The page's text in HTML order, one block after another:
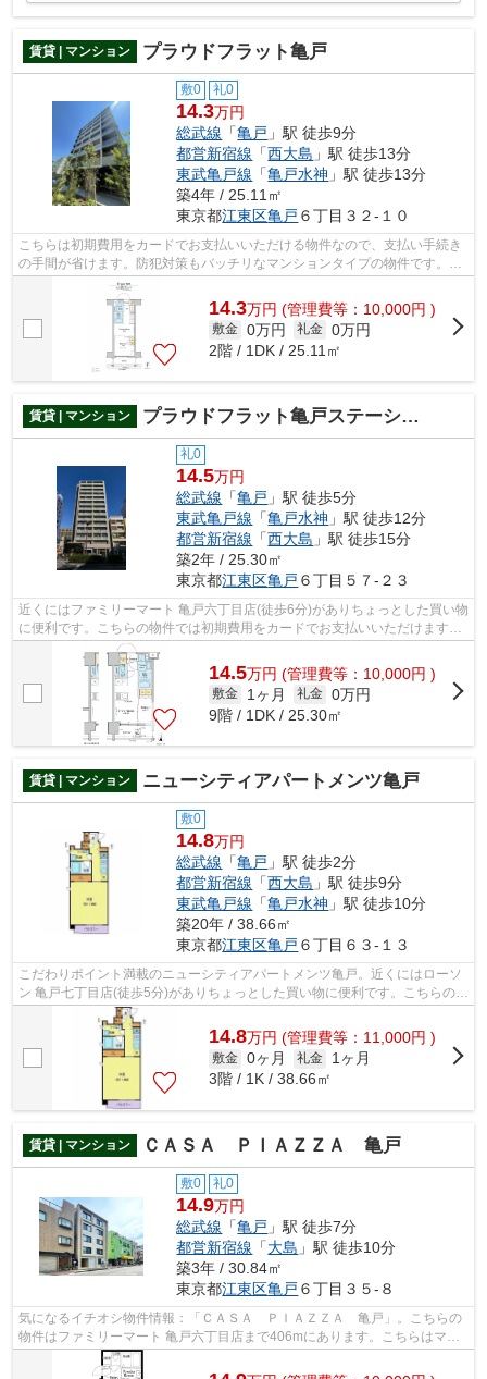
賃貸 | マンション プラウドフラット亀戸
敷0 礼0
14.3万円
総武線 「亀戸 」駅 徒歩9分
都営新宿線 「西大島 」駅 徒歩13分
東武亀戸線 「亀戸水神 」駅 徒歩13分
築4年 / 25.11㎡
東京都江東区亀戸 ６丁目３２-１０
こちらは初期費用をカードでお支払いいただける物件なので、支払い手続き
の手間が省けます。防犯対策もバッチリなマンションタイプの物件です。エ
レベーター付きの物件です。駅から徒...
14.3万円 (管理費等：10,000円 )
敷金 0万円 礼金 0万円
2階 / 1DK / 25.11㎡
賃貸 | マンション プラウドフラット亀戸ステーションプレイス
礼0
14.5万円
総武線 「亀戸 」駅 徒歩5分
東武亀戸線 「亀戸水神 」駅 徒歩12分
都営新宿線 「西大島 」駅 徒歩15分
築2年 / 25.30㎡
東京都江東区亀戸 ６丁目５７-２３
近くにはファミリーマート 亀戸六丁目店(徒歩6分)がありちょっとした買い物
に便利です。こちらの物件では初期費用をカードでお支払いいただけます。
こちらの物件はマンションです。地...
14.5万円 (管理費等：10,000円 )
敷金 1ヶ月 礼金 0万円
9階 / 1DK / 25.30㎡
賃貸 | マンション ニューシティアパートメンツ亀戸
敷0
14.8万円
総武線 「亀戸 」駅 徒歩2分
都営新宿線 「西大島 」駅 徒歩9分
東武亀戸線 「亀戸水神 」駅 徒歩10分
築20年 / 38.66㎡
東京都江東区亀戸 ６丁目６３-１３
こだわりポイント満載のニューシティアパートメンツ亀戸。近くにはローソ
ン 亀戸七丁目店(徒歩5分)がありちょっとした買い物に便利です。こちらの物
件はマンションです。エレベーター...
14.8万円 (管理費等：11,000円 )
敷金 0ヶ月 礼金
1ヶ月
3階 / 1K / 38.66㎡
賃貸 | マンション ＣＡＳＡ ＰＩＡＺＺＡ 亀戸
敷0 礼0
14.9万円
総武線 「亀戸 」駅 徒歩7分
都営新宿線 「大島 」駅 徒歩10分
築3年 / 30.84㎡
東京都江東区亀戸 ６丁目３５-８
気になるイチオシ物件情報：「ＣＡＳＡ ＰＩＡＺＺＡ 亀戸」。こちらの
物件はファミリーマート 亀戸六丁目店まで406mにあります。こちらはマン
ションタイプになります。周辺環境も良...